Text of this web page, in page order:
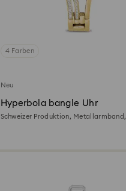
4 Farben
Neu
Hyperbola bangle Uhr
Schweizer Produktion, Metallarmband,